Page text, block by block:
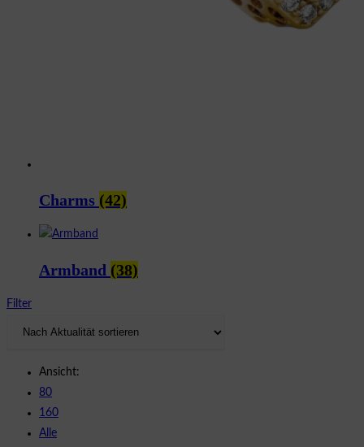
Charms (42)
Armband (38)
Filter
Ansicht:
80
160
Alle